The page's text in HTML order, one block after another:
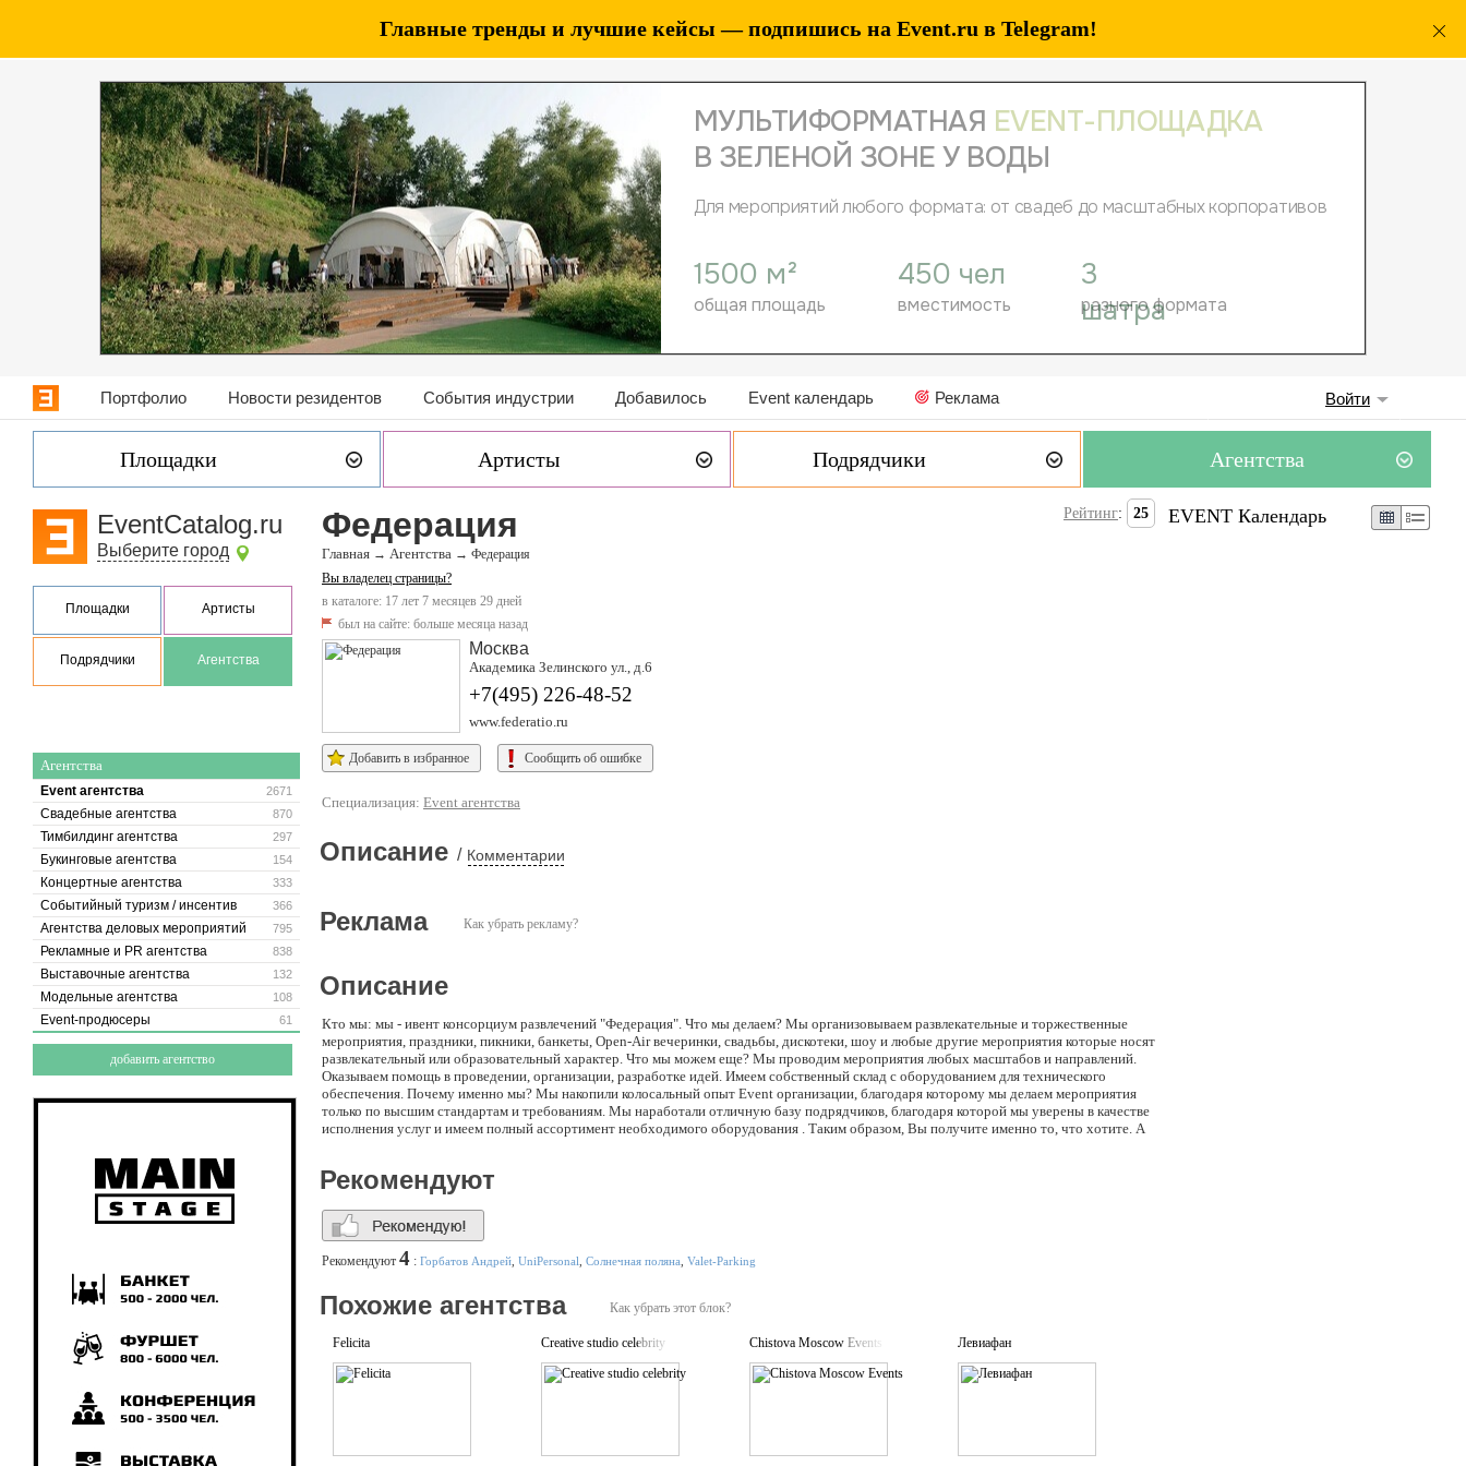
Главные тренды и лучшие кейсы — подпишись на Event.ru в Telegram!
Портфолио Новости резидентов События индустрии Добавилось Event календарь Реклама Войти
Площадки Артисты Подрядчики Агентства
EventCatalog.ru
Выберите город
Площадки Артисты
Подрядчики Агентства
Агентства
2671
Event агентства
870
Свадебные агентства
297
Тимбилдинг агентства
154
Букинговые агентства
333
Концертные агентства
366
Событийный туризм / инсентив
795
Агентства деловых мероприятий
838
Рекламные и PR агентства
132
Выставочные агентства
108
Модельные агентства
61
Event-продюсеры
добавить агентство
Федерация
Главная → Агентства → Федерация
Вы владелец страницы?
в каталоге: 17 лет 7 месяцев 29 дней
был на сайте: больше месяца назад
Рейтинг: 25
Москва
Академика Зелинского ул., д.6
+7(495) 226-48-52
www.federatio.ru
Добавить в избранное Сообщить об ошибке
Специализация: Event агентства
Описание / Комментарии
Как убрать рекламу?
Реклама
Описание
Кто мы: мы - ивент консорциум развлечений "Федерация". Что мы делаем? Мы организовываем развлекательные и торжественные
мероприятия, праздники, пикники, банкеты, Open-Air вечеринки, свадьбы, дискотеки, шоу и любые другие мероприятия которые носят
развлекательный или образовательный характер. Что мы можем еще? Мы проводим мероприятия любых масштабов и направлений.
Оказываем помощь в проведении, организации, разработке идей. Имеем собственный склад с оборудованием для технического
обеспечения. Почему именно мы? Мы накопили колосальный опыт Event организации, благодаря которому мы делаем мероприятия
только по высшим стандартам и требованиям. Мы наработали отличную базу подрядчиков, благодаря которой мы уверены в качестве
исполнения услуг и имеем полный ассортимент необходимого оборудования . Таким образом, Вы получите именно то, что хотите. А
выставок, менеджер по вопросам аренды оборудования, площадок и декорирования, менеджер по организации свадеб, менеджер
организации частных и корпоративных праздников, менеджер образовательных программ, менеджер экстремальных развлечений,
менеджер по продаже оборудования, кейтеринг-менеджер, видеооператор, фотограф, технический инженер, дизайнер-график.
Рекомендуют
Рекомендуют 4 : Горбатов Андрей UniPersonal Солнечная поляна Valet-Parking
Как убрать этот блок?
Похожие агентства
Felicita Creative studio celebrity Chistova Moscow Events Левиафан
EVENT Календарь